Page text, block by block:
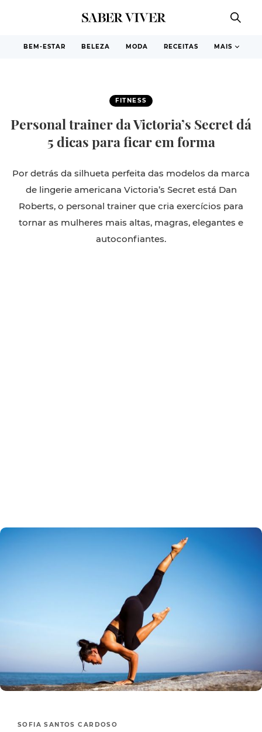
BEM-ESTAR BELEZA MODA RECEITAS MAIS
FITNESS
Personal trainer da Victoria’s Secret dá
5 dicas para ficar em forma
Por detrás da silhueta perfeita das modelos da marca
de lingerie americana Victoria’s Secret está Dan
Roberts, o personal trainer que cria exercícios para
tornar as mulheres mais altas, magras, elegantes e
autoconfiantes.
SOFIA SANTOS CARDOSO